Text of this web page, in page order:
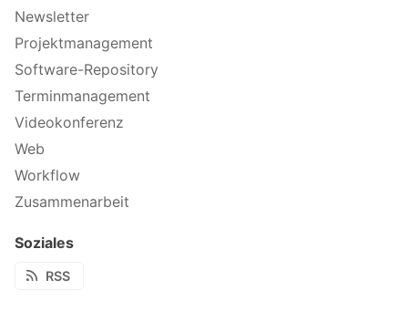
Newsletter
Projektmanagement
Software-Repository
Terminmanagement
Videokonferenz
Web
Workflow
Zusammenarbeit
Soziales
RSS